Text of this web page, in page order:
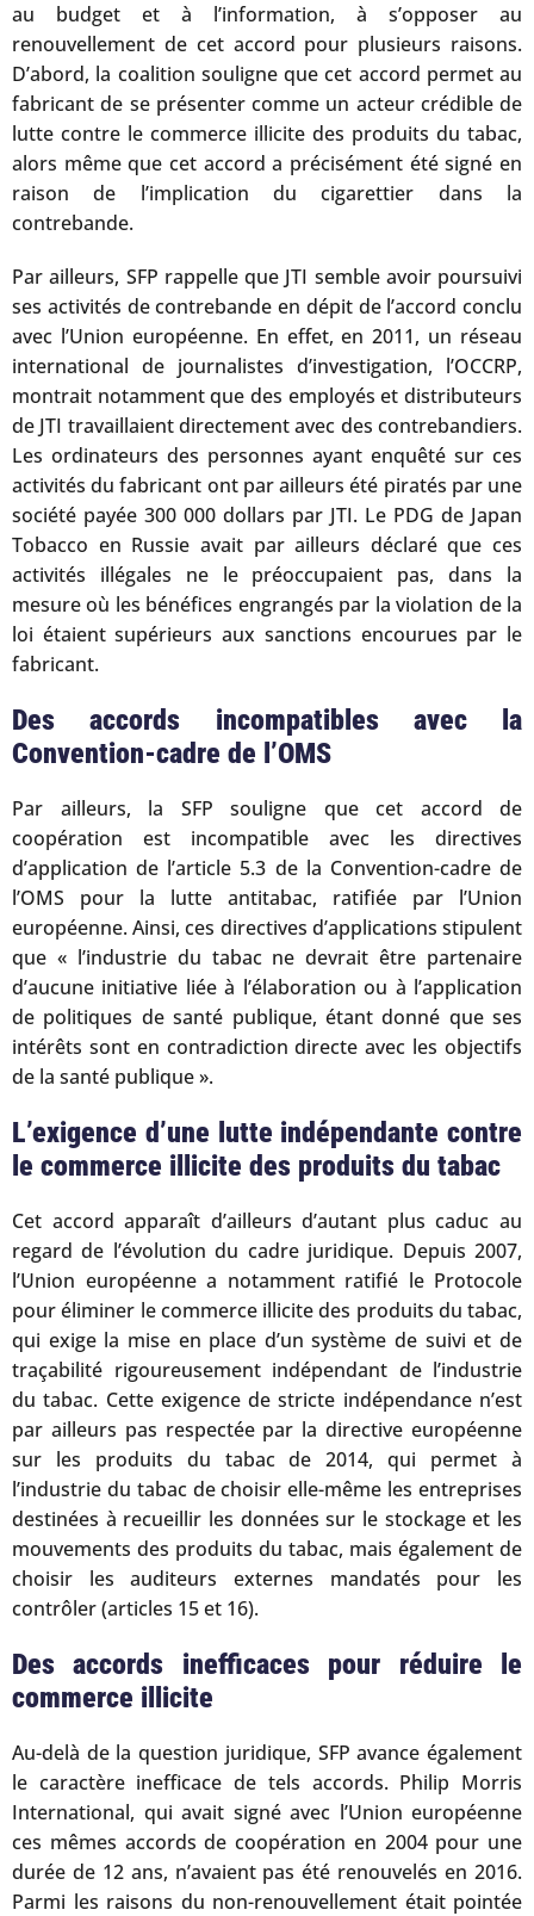
au budget et à l’information, à s’opposer au
renouvellement de cet accord pour plusieurs raisons.
D’abord, la coalition souligne que cet accord permet au
fabricant de se présenter comme un acteur crédible de
lutte contre le commerce illicite des produits du tabac,
alors même que cet accord a précisément été signé en
raison de l’implication du cigarettier dans la
contrebande.
Par ailleurs, SFP rappelle que JTI semble avoir poursuivi
ses activités de contrebande en dépit de l’accord conclu
avec l’Union européenne. En effet, en 2011, un réseau
international de journalistes d’investigation, l’OCCRP,
montrait notamment que des employés et distributeurs
de JTI travaillaient directement avec des contrebandiers.
Les ordinateurs des personnes ayant enquêté sur ces
activités du fabricant ont par ailleurs été piratés par une
société payée 300 000 dollars par JTI. Le PDG de Japan
Tobacco en Russie avait par ailleurs déclaré que ces
activités illégales ne le préoccupaient pas, dans la
mesure où les bénéfices engrangés par la violation de la
loi étaient supérieurs aux sanctions encourues par le
fabricant.
Des accords incompatibles avec la
Convention-cadre de l’OMS
Par ailleurs, la SFP souligne que cet accord de
coopération est incompatible avec les directives
d’application de l’article 5.3 de la Convention-cadre de
l’OMS pour la lutte antitabac, ratifiée par l’Union
européenne. Ainsi, ces directives d’applications stipulent
que « l’industrie du tabac ne devrait être partenaire
d’aucune initiative liée à l’élaboration ou à l’application
de politiques de santé publique, étant donné que ses
intérêts sont en contradiction directe avec les objectifs
de la santé publique ».
L’exigence d’une lutte indépendante contre
le commerce illicite des produits du tabac
Cet accord apparaît d’ailleurs d’autant plus caduc au
regard de l’évolution du cadre juridique. Depuis 2007,
l’Union européenne a notamment ratifié le Protocole
pour éliminer le commerce illicite des produits du tabac,
qui exige la mise en place d’un système de suivi et de
traçabilité rigoureusement indépendant de l’industrie
du tabac. Cette exigence de stricte indépendance n’est
par ailleurs pas respectée par la directive européenne
sur les produits du tabac de 2014, qui permet à
l’industrie du tabac de choisir elle-même les entreprises
destinées à recueillir les données sur le stockage et les
mouvements des produits du tabac, mais également de
choisir les auditeurs externes mandatés pour les
contrôler (articles 15 et 16).
Des accords inefficaces pour réduire le
commerce illicite
Au-delà de la question juridique, SFP avance également
le caractère inefficace de tels accords. Philip Morris
International, qui avait signé avec l’Union européenne
ces mêmes accords de coopération en 2004 pour une
durée de 12 ans, n’avaient pas été renouvelés en 2016.
Parmi les raisons du non-renouvellement était pointée